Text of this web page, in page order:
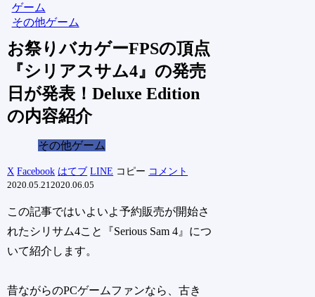
ゲーム
その他ゲーム
お祭りバカゲーFPSの頂点
『シリアスサム4』の発売
日が発表！Deluxe Edition
の内容紹介
その他ゲーム
X Facebook はてブ LINE コピー コメント
2020.05.212020.06.05
この記事ではいよいよ予約販売が開始さ
れたシリサム4こと『Serious Sam 4』につ
いて紹介します。
昔ながらのPCゲームファンなら、古き